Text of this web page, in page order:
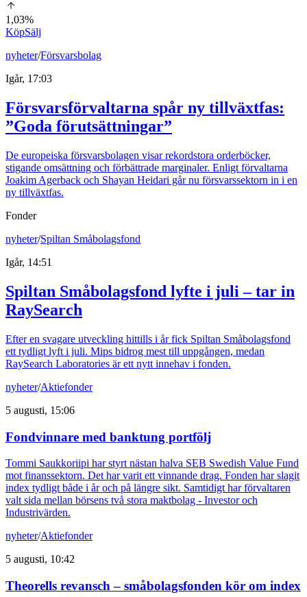
1,03%
KöpSälj
nyheter/Försvarsbolag
Igår, 17:03
Försvarsförvaltarna spår ny tillväxtfas:
”Goda förutsättningar”
De europeiska försvarsbolagen visar rekordstora orderböcker,
stigande omsättning och förbättrade marginaler. Enligt förvaltarna
Joakim Agerback och Shayan Heidari går nu försvarssektorn in i en
ny tillväxtfas.
Fonder
nyheter/Spiltan Småbolagsfond
Igår, 14:51
Spiltan Småbolagsfond lyfte i juli – tar in
RaySearch
Efter en svagare utveckling hittills i år fick Spiltan Småbolagsfond
ett tydligt lyft i juli. Mips bidrog mest till uppgången, medan
RaySearch Laboratories är ett nytt innehav i fonden.
nyheter/Aktiefonder
5 augusti, 15:06
Fondvinnare med banktung portfölj
Tommi Saukkoriipi har styrt nästan halva SEB Swedish Value Fund
mot finanssektorn. Det har varit ett vinnande drag. Fonden har slagit
index tydligt både i år och på längre sikt. Samtidigt har förvaltaren
valt sida mellan börsens två stora maktbolag - Investor och
Industrivärden.
nyheter/Aktiefonder
5 augusti, 10:42
Theorells revansch – småbolagsfonden kör om index